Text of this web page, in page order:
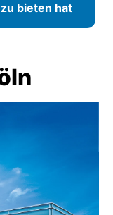
bieten hat